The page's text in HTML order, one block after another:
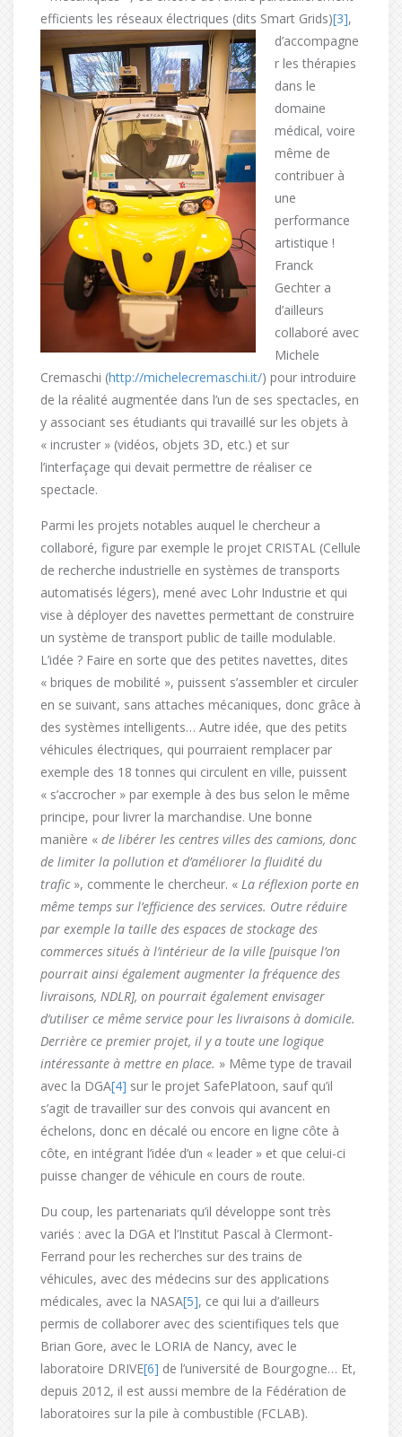
efficients les réseaux électriques (dits Smart Grids)[3],
d’accompagne
r les thérapies
dans le
domaine
médical, voire
même de
contribuer à
une
performance
artistique !
Franck
Gechter a
d’ailleurs
collaboré avec
Michele
Cremaschi (http://michelecremaschi.it/) pour introduire
de la réalité augmentée dans l’un de ses spectacles, en
y associant ses étudiants qui travaillé sur les objets à
« incruster » (vidéos, objets 3D, etc.) et sur
l’interfaçage qui devait permettre de réaliser ce
spectacle.
Parmi les projets notables auquel le chercheur a
collaboré, figure par exemple le projet CRISTAL (Cellule
de recherche industrielle en systèmes de transports
automatisés légers), mené avec Lohr Industrie et qui
vise à déployer des navettes permettant de construire
un système de transport public de taille modulable.
L’idée ? Faire en sorte que des petites navettes, dites
« briques de mobilité », puissent s’assembler et circuler
en se suivant, sans attaches mécaniques, donc grâce à
des systèmes intelligents… Autre idée, que des petits
véhicules électriques, qui pourraient remplacer par
exemple des 18 tonnes qui circulent en ville, puissent
« s’accrocher » par exemple à des bus selon le même
principe, pour livrer la marchandise. Une bonne
manière « de libérer les centres villes des camions, donc
de limiter la pollution et d’améliorer la fluidité du
trafic», commente le chercheur. « La réflexion porte en
même temps sur l’efficience des services. Outre réduire
par exemple la taille des espaces de stockage des
commerces situés à l’intérieur de la ville [puisque l’on
pourrait ainsi également augmenter la fréquence des
livraisons, NDLR], on pourrait également envisager
d’utiliser ce même service pour les livraisons à domicile.
Derrière ce premier projet, il y a toute une logique
intéressante à mettre en place. » Même type de travail
avec la DGA[4] sur le projet SafePlatoon, sauf qu’il
s’agit de travailler sur des convois qui avancent en
échelons, donc en décalé ou encore en ligne côte à
côte, en intégrant l’idée d’un « leader » et que celui-ci
puisse changer de véhicule en cours de route.
Du coup, les partenariats qu’il développe sont très
variés : avec la DGA et l’Institut Pascal à Clermont-
Ferrand pour les recherches sur des trains de
véhicules, avec des médecins sur des applications
médicales, avec la NASA[5], ce qui lui a d’ailleurs
permis de collaborer avec des scientifiques tels que
Brian Gore, avec le LORIA de Nancy, avec le
laboratoire DRIVE[6] de l’université de Bourgogne… Et,
depuis 2012, il est aussi membre de la Fédération de
laboratoires sur la pile à combustible (FCLAB).